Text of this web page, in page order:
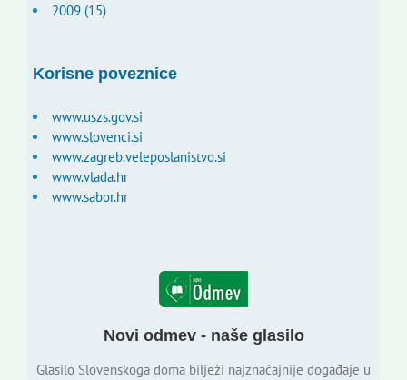
2009 (15)
Korisne poveznice
www.uszs.gov.si
www.slovenci.si
www.zagreb.veleposlanistvo.si
www.vlada.hr
www.sabor.hr
Novi odmev - naše glasilo
Glasilo Slovenskoga doma bilježi najznačajnije događaje u